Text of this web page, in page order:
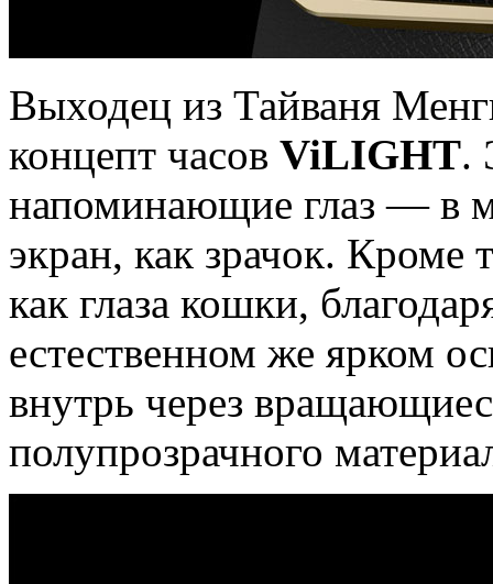
Выходец из Тайваня
концепт часов ViLIGHT.
напоминающие глаз — в
экран, как зрачок. Кроме
как глаза кошки,
естественном же ярком
внутрь через
полупрозрачного